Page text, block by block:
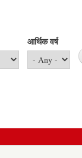
आर्थिक वर्ष